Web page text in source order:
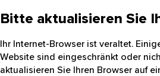
Bitte aktualisieren Sie
Ihr Internet-Browser ist veraltet.
Website sind eingeschränkt oder
aktualisieren Sie Ihren Browser auf